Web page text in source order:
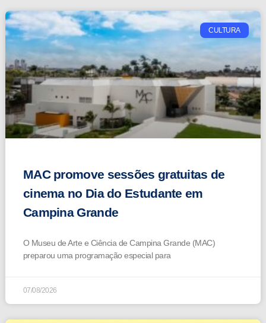
CULTURA
MAC promove sessões gratuitas de
cinema no Dia do Estudante em
Campina Grande
O Museu de Arte e Ciência de Campina Grande (MAC)
preparou uma programação especial para
07/08/2026